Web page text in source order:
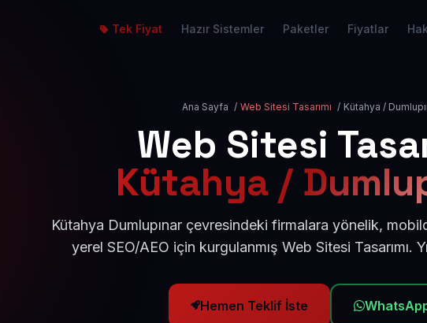
Tek Fiyat Hazır Sistemler Paketler Fiyatlar
Ana Sayfa / Web Sitesi Tasarımı / Kütahya /
Web Sitesi
Kütahya /
Kütahya Dumlupınar çevresindeki firmalara yönelik,
yerel SEO/AEO için kurgulanmış Web Sitesi Tasarımı.
Hemen Teklif İste